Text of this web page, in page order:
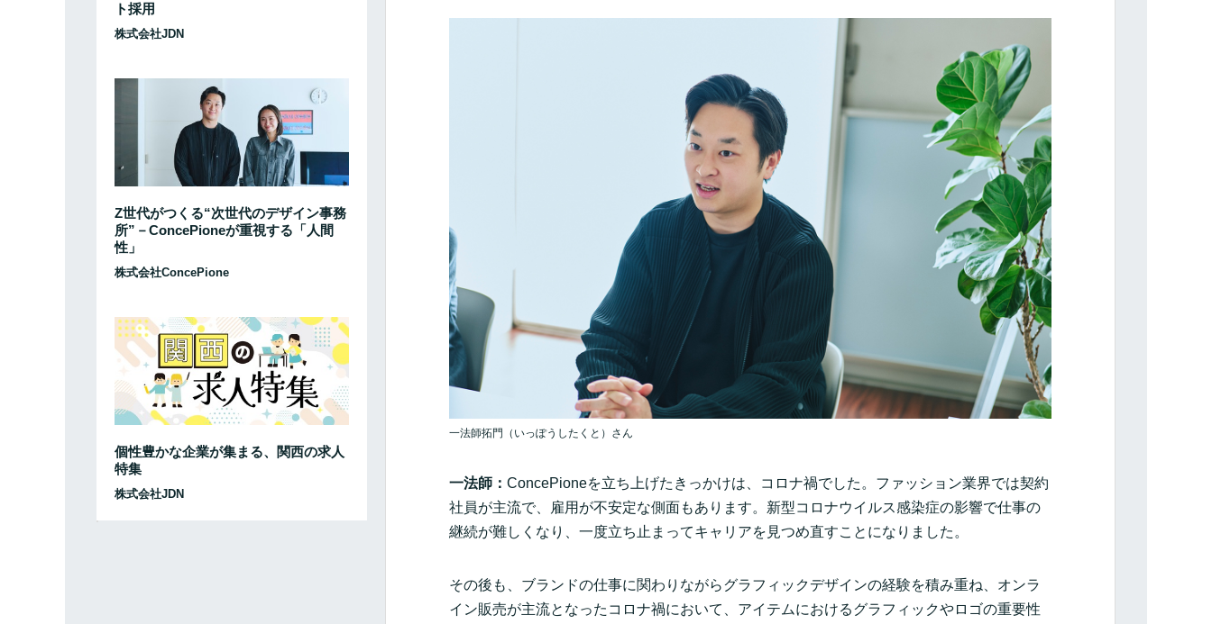
一法師拓門（いっぽうしたくと）さん
一法師： ConcePioneを立ち上げたきっかけは、コロナ禍でした。ファッション業界では契約
社員が主流で、雇用が不安定な側面もあります。新型コロナウイルス感染症の影響で仕事の
継続が難しくなり、一度立ち止まってキャリアを見つめ直すことになりました。
その後も、ブランドの仕事に関わりながらグラフィックデザインの経験を積み重ね、オンラ
イン販売が主流となったコロナ禍において、アイテムにおけるグラフィックやロゴの重要性
ト採用
株式会社JDN
Z世代がつくる“次世代のデザイン事務
所”－ConcePioneが重視する「人間
性」
株式会社ConcePione
個性豊かな企業が集まる、関西の求人
特集
株式会社JDN